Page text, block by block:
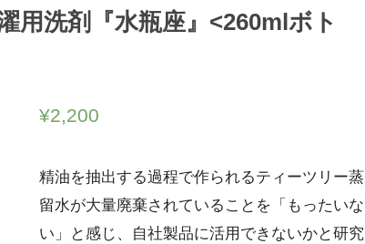
用洗剤『水瓶座』<260mlボト
¥2,200
精油を抽出する過程で作られるティーツリー蒸
留水が大量廃棄されていることを「もったいな
い」と感じ、自社製品に活用できないかと研究